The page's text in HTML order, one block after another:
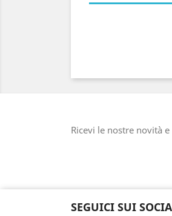
Ricevi le nostre novità
SEGUICI SUI